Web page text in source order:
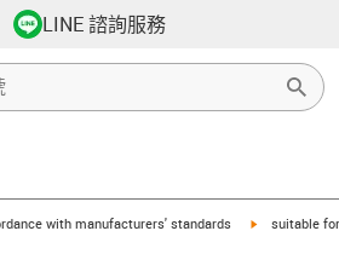
LINE 諮詢服務
with manufacturers' standards igus-icon-
suitable